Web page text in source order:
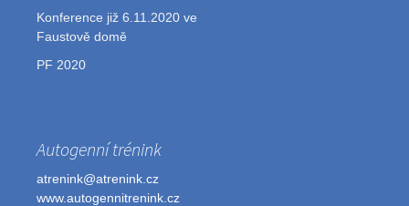
Konference již 6.11.2020 ve
Faustově domě
PF 2020
Autogenní trénink
atrenink@atrenink.cz
www.autogennitrenink.cz